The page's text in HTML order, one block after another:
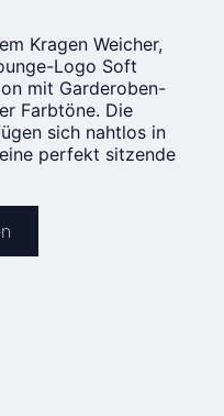
Kragen Weicher,
Logo Soft
mit Garderoben-
Farbtöne. Die
sich nahtlos in
perfekt sitzende